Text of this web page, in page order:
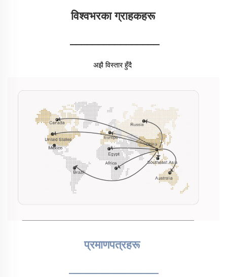
विश्वभरका ग्राहकहरू
________________
अझै विस्तार हुँदै
प्रमाणपत्रहरू
________________